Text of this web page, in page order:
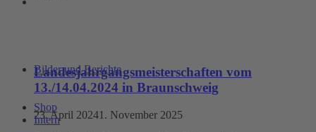
Bilder und Berichte
Shop
Intern
Landesjahrgangsmeisterschaften vom
13./14.04.2024 in Braunschweig
23. April 20241. November 2025